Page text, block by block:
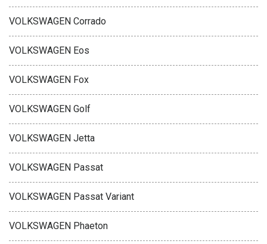
VOLKSWAGEN Corrado
VOLKSWAGEN Eos
VOLKSWAGEN Fox
VOLKSWAGEN Golf
VOLKSWAGEN Jetta
VOLKSWAGEN Passat
VOLKSWAGEN Passat Variant
VOLKSWAGEN Phaeton